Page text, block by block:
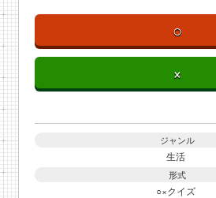
○
×
ジャンル
生活
形式
○×クイズ